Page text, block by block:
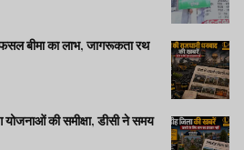
बीमा का लाभ, जागरूकता रथ
की समीक्षा, डीसी ने समय